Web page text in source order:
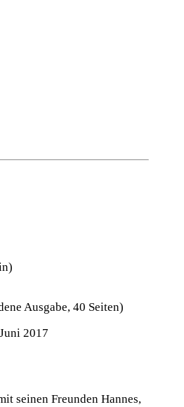
Ausgabe, 40 Seiten)
2017
seinen Freunden Hannes,